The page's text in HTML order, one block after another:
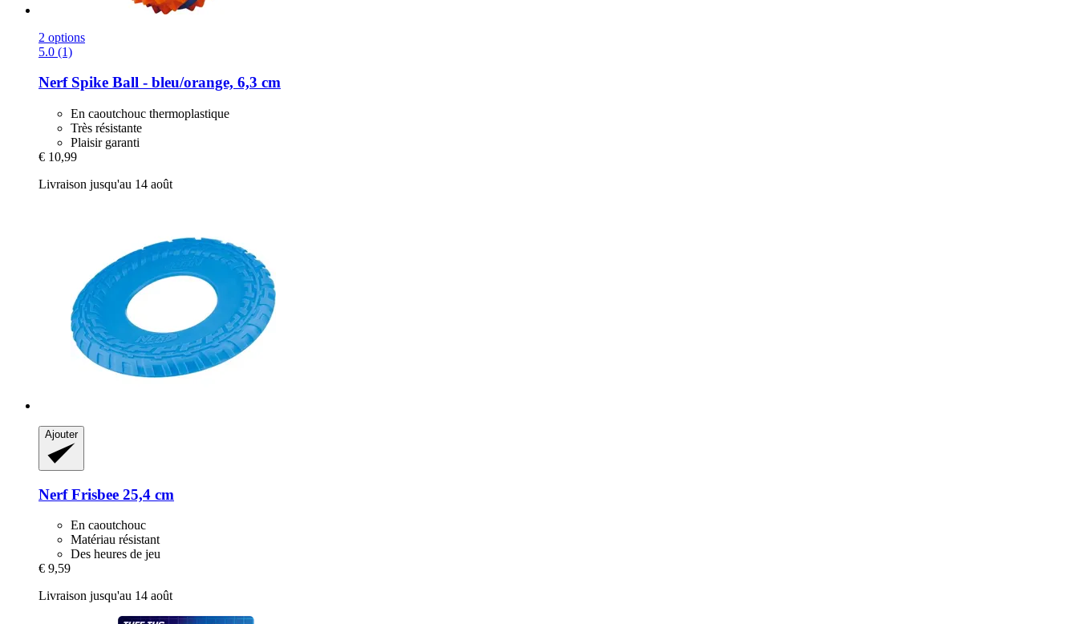
2 options
5.0 (1)
NerfSpike Ball -​ bleu/orange, 6,3 cm
En caoutchouc thermoplastique
Très résistante
Plaisir garanti
€ 10,99
Livraison jusqu'au 14 août
Ajouter
NerfFrisbee 25,4 cm
En caoutchouc
Matériau résistant
Des heures de jeu
€ 9,59
Livraison jusqu'au 14 août